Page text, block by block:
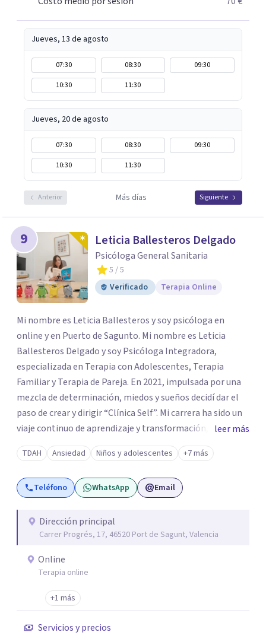
Jueves, 13 de agosto
07:30 08:30
09:30
10:30
11:30
Jueves, 20 de agosto
07:30 08:30
09:30
10:30
11:30
Anterior Más días Siguiente
9 Leticia Ballesteros Delgado
Psicóloga General Sanitaria
5 / 5
Verificado
Terapia Online
Mi nombre es Leticia Ballesteros y soy psicóloga en
online y en Puerto de Sagunto. Mi nombre es Leticia
Ballesteros Delgado y soy Psicóloga Integradora,
especializada en Terapia con Adolescentes, Terapia
Familiar y Terapia de Pareja. En 2021, impulsada por una
mezcla de determinación, miedos y sueños decidí dar el
paso de crear y dirigir “Clínica Self”. Mi carrera ha sido un
viaje continuo de aprendizaje y transformación,
moldeado por másters, especializaciones y experiencias
que han reafirmado mi verdadera vocación: acompañar a
familias y adolescentes en sus momentos más cruciales,
guiándolos hacia relaciones más saludables y un
leer más
TDAH Ansiedad Niños y adolescentes +7 más
Teléfono WhatsApp Email
Dirección principal
Carrer Progrés, 17, 46520 Port de Sagunt, Valencia
Online
Terapia online
+1 más
Servicios y precios